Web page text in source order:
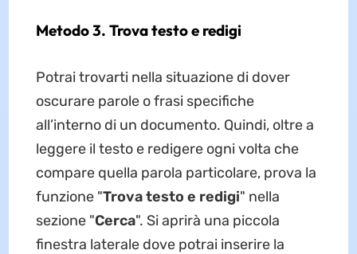
Metodo 3. Trova testo e redigi
Potrai trovarti nella situazione di dover
oscurare parole o frasi specifiche
all’interno di un documento. Quindi, oltre a
leggere il testo e redigere ogni volta che
compare quella parola particolare, prova la
funzione "Trova testo e redigi" nella
sezione "Cerca". Si aprirà una piccola
finestra laterale dove potrai inserire la